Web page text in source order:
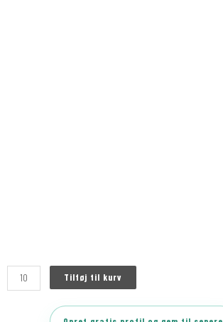
Tilføj til kurv